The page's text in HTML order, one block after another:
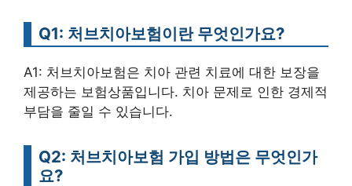
Q1: 처브치아보험이란 무엇인가요?
A1: 처브치아보험은 치아 관련 치료에 대한 보장을
제공하는 보험상품입니다. 치아 문제로 인한 경제적
부담을 줄일 수 있습니다.
Q2: 처브치아보험 가입 방법은 무엇인가
요?